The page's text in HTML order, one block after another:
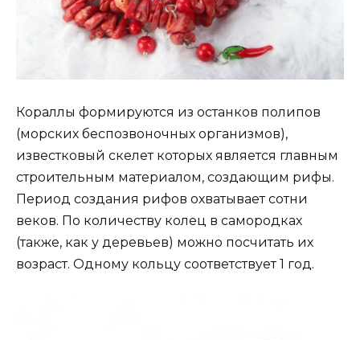
Кораллы формируются из останков полипов
(морских беспозвоночных организмов),
известковый скелет которых является главным
строительным материалом, создающим рифы.
Период создания рифов охватывает сотни
веков. По количеству колец в самородках
(также, как у деревьев) можно посчитать их
возраст. Одному кольцу соответствует 1 год.